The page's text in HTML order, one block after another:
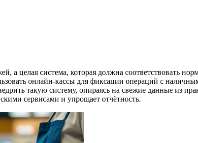
целая система, которая должна соответствовать
онлайн-кассы для фиксации операций с
такую систему, опираясь на свежие данные из
сервисами и упрощает отчётность.